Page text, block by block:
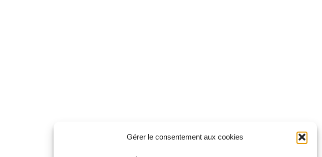
Gérer le consentement aux cookies